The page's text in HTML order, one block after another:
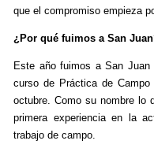
que el compromiso empieza
¿Por qué fuimos a San
Este año fuimos a San Juan
curso de Práctica de
octubre. Como su nombre lo
primera experiencia en la
trabajo de campo.